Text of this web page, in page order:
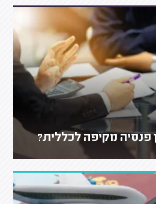
פנסיה מקיפה לכללית?